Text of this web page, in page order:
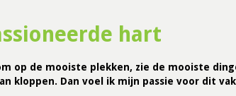
hart
op de mooiste plekken, zie de mooiste
kloppen. Dan voel ik mijn passie voor dit